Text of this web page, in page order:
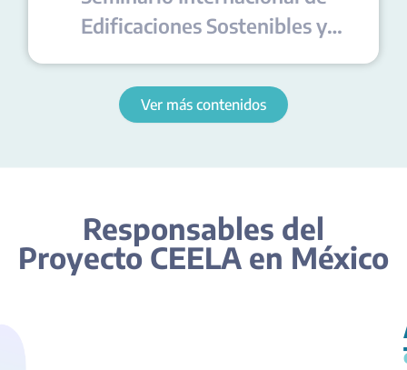
Edificaciones Sostenibles y
Ver más contenidos
Responsables del
Proyecto CEELA en México